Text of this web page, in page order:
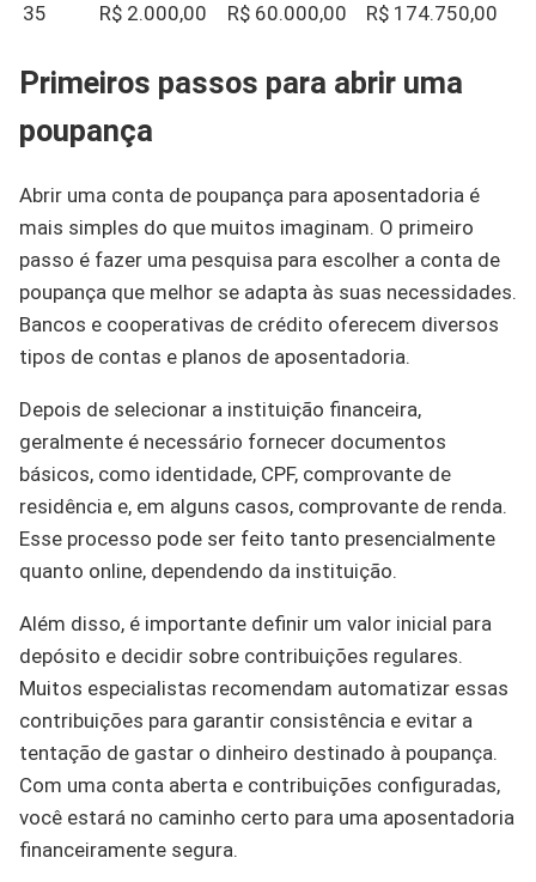
35 R$ 2.000,00 R$ 60.000,00 R$ 174.750,00
Primeiros passos para abrir uma
poupança
Abrir uma conta de poupança para aposentadoria é
mais simples do que muitos imaginam. O primeiro
passo é fazer uma pesquisa para escolher a conta de
poupança que melhor se adapta às suas necessidades.
Bancos e cooperativas de crédito oferecem diversos
tipos de contas e planos de aposentadoria.
Depois de selecionar a instituição financeira,
geralmente é necessário fornecer documentos
básicos, como identidade, CPF, comprovante de
residência e, em alguns casos, comprovante de renda.
Esse processo pode ser feito tanto presencialmente
quanto online, dependendo da instituição.
Além disso, é importante definir um valor inicial para
depósito e decidir sobre contribuições regulares.
Muitos especialistas recomendam automatizar essas
contribuições para garantir consistência e evitar a
tentação de gastar o dinheiro destinado à poupança.
Com uma conta aberta e contribuições configuradas,
você estará no caminho certo para uma aposentadoria
financeiramente segura.